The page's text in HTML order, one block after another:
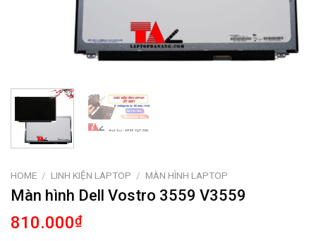
HOME / LINH KIỆN LAPTOP / MÀN HÌNH LAPTOP
Màn hình Dell Vostro 3559 V3559
810.000₫